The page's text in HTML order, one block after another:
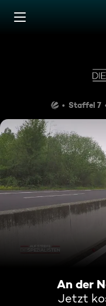
Zum Inhalt
Staffel 7
An der
Jetzt